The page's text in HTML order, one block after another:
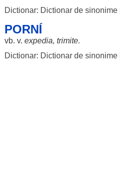
Dictionar: Dictionar de sinonime|
PORNÍ
vb. v. expedia, trimite.
Dictionar: Dictionar de sinonime|